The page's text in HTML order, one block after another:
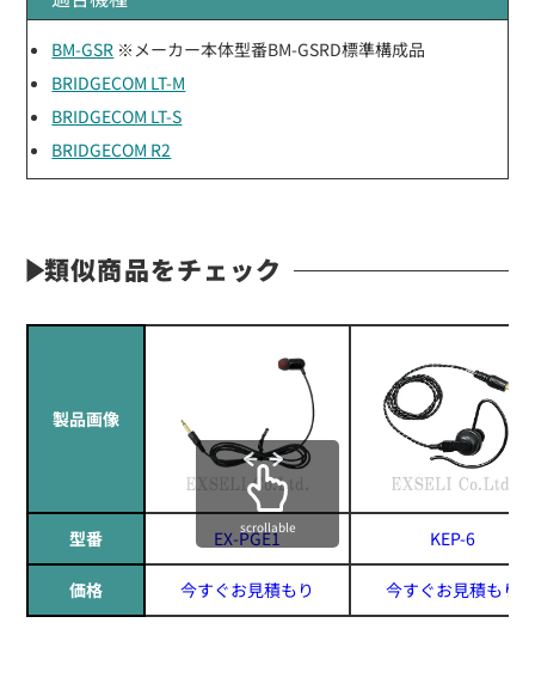
BM-GSR ※メーカー本体型番BM-GSRD標準構成品
BRIDGECOM LT-M
BRIDGECOM LT-S
BRIDGECOM R2
類似商品をチェック
製品画像
型番 EX-PGE1 KEP-6
価格 今すぐお見積もり 今すぐお見積もり
scrollable